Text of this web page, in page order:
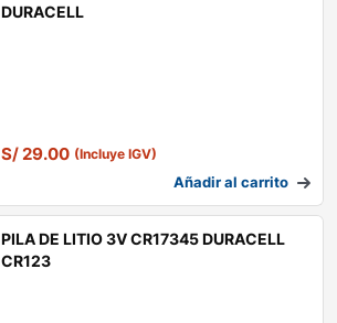
DURACELL
S/29.00 (Incluye IGV)
Añadir al carrito
PILA DE LITIO 3V CR17345 DURACELL
CR123